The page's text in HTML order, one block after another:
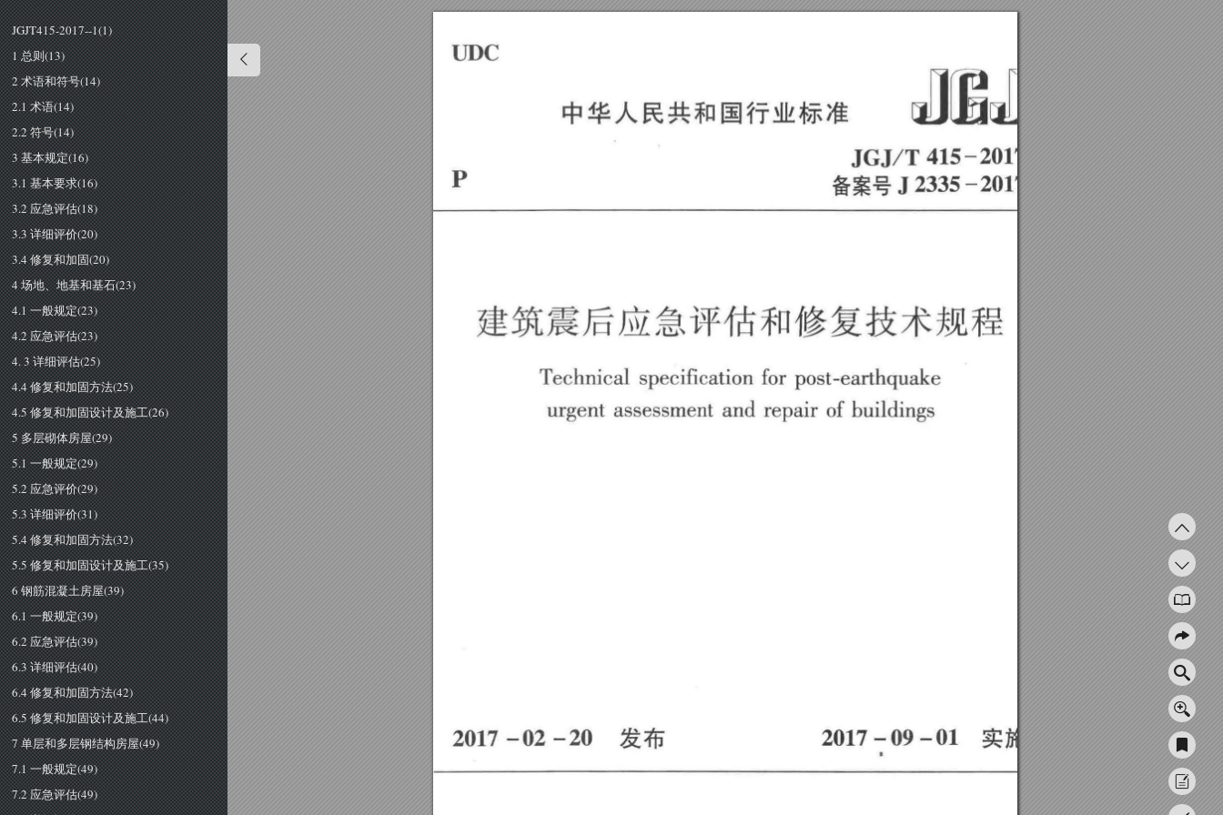
JGJT415-2017--1(1)
1 总则(13)
2 术语和符号(14)
2.1 术语(14)
2.2 符号(14)
3 基本规定(16)
3.1 基本要求(16)
3.2 应急评估(18)
3.3 详细评价(20)
3.4 修复和加固(20)
4 场地、地基和基石(23)
4.1 一般规定(23)
4.2 应急评估(23)
4. 3 详细评估(25)
4.4 修复和加固方法(25)
4.5 修复和加固设计及施工(26)
5 多层砌体房屋(29)
5.1 一般规定(29)
5.2 应急评价(29)
5.3 详细评价(31)
5.4 修复和加固方法(32)
5.5 修复和加固设计及施工(35)
6 钢筋混凝土房屋(39)
6.1 一般规定(39)
6.2 应急评估(39)
6.3 详细评估(40)
6.4 修复和加固方法(42)
6.5 修复和加固设计及施工(44)
7 单层和多层钢结构房屋(49)
7.1 一般规定(49)
7.2 应急评估(49)
UDC
P
中华人民共和国行业标准 J1lSJ
JGJ/T 415-201'
备案号 2335 -201'
建筑震后应急评估和修复技术规程
Technical specification for post-earthquake
urgent assessment and repair of buildings
2017 -02 -20 发布 2017 -09 -01 实加